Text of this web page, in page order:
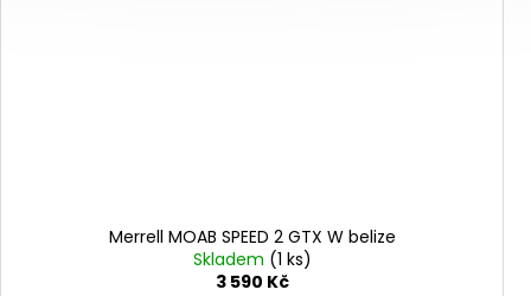
Merrell MOAB SPEED 2 GTX W belize
Skladem (1 ks)
3 590 Kč